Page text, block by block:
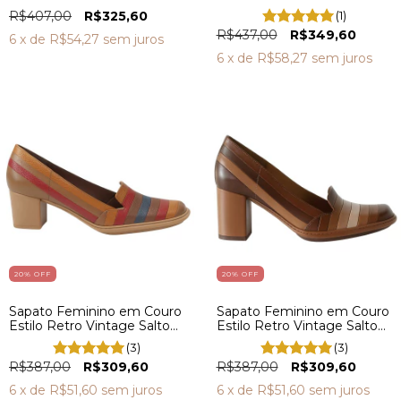
Z7601
R$407,00
R$325,60
6 x de R$54,27 sem juros
(1)
R$437,00
R$349,60
6 x de R$58,27 sem juros
20% OFF
Sapato Feminino em Couro
Estilo Retro Vintage Salto
médio Bico Redondo
Boneca FC0002
(3)
R$387,00
R$309,60
6 x de R$51,60 sem juros
20% OFF
Sapato Feminino em Couro
Estilo Retro Vintage Salto
Alto FC0002
(3)
R$387,00
R$309,60
6 x de R$51,60 sem juros